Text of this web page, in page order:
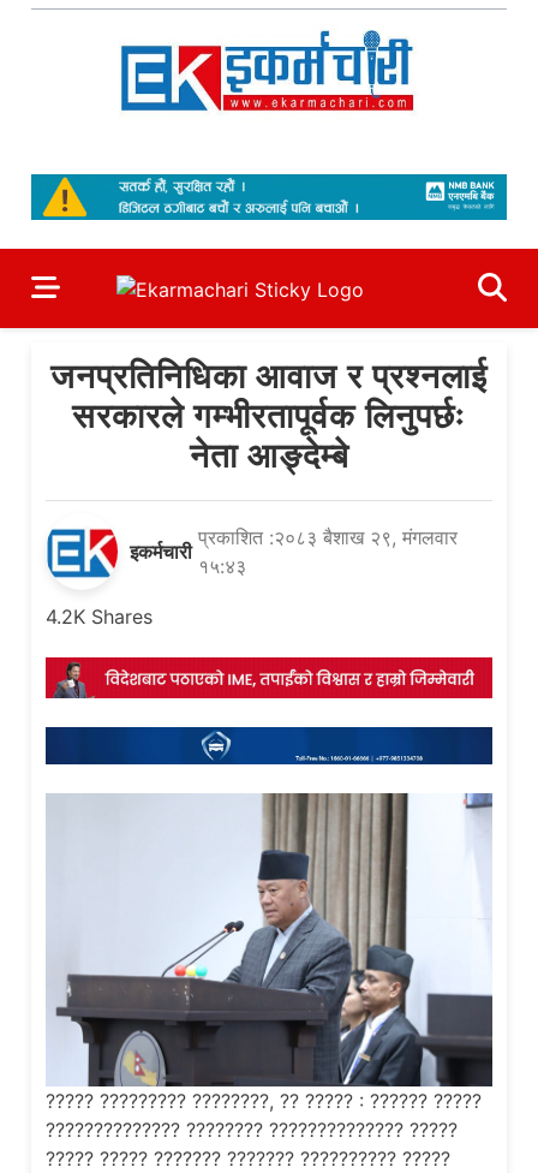
Skip
जनप्रतिनिधिका आवाज र प्रश्नलाई
सरकारले गम्भीरतापूर्वक लिनुपर्छः
नेता आङ्देम्बे
इकर्मचारी
प्रकाशित :२०८३ बैशाख २९, मंगलवार
१५:४३
4.2K Shares
????? ????????? ????????, ?? ????? : ?????? ?????
?????????????? ???????? ?????????????? ?????
????? ????? ??????? ??????? ?????????? ?????